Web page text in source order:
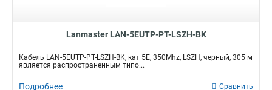
Lanmaster LAN-5EUTP-PT-LSZH-BK
Кабель LAN-5EUTP-PT-LSZH-BK, кат 5E, 350Mhz, LSZH, черный, 305 м
является распространенным типо...
Подробнее Сравнить